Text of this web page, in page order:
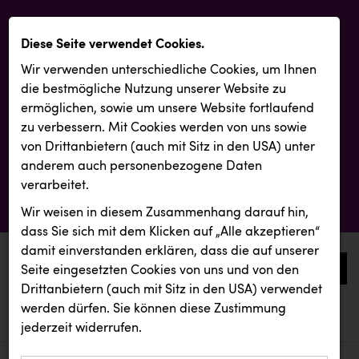
0
aktuelle aussendungen
aktuelle aussendungen
Diese Seite verwendet Cookies.
Wir verwenden unterschiedliche Cookies, um Ihnen
die best­mögliche Nutzung unserer Website zu
ermöglichen, sowie um unsere Website fortlaufend
zu verbessern. Mit Cookies werden von uns sowie
von Drittanbietern (auch mit Sitz in den USA) unter
anderem auch personenbezogene Daten
verarbeitet.
Wir weisen in diesem Zusammenhang darauf hin,
dass Sie sich mit dem Klicken auf „Alle akzeptieren“
damit ein­ver­standen erklären, dass die auf unserer
Seite eingesetzten Cookies von uns und von den
Drittanbietern (auch mit Sitz in den USA) verwendet
werden dürfen. Sie können diese Zustimmung
jederzeit widerrufen.